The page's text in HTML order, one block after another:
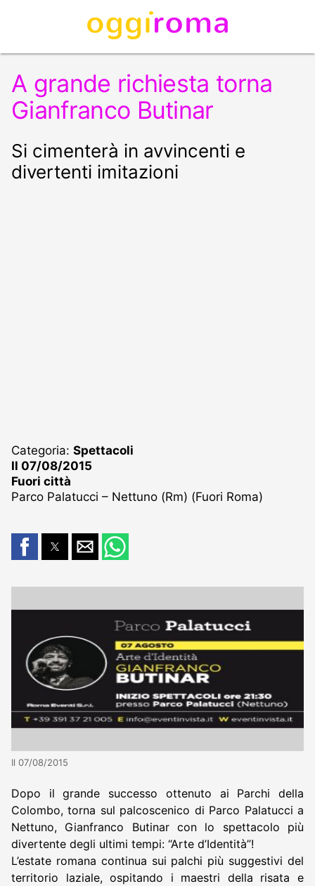
A grande richiesta torna
Gianfranco Butinar
Si cimenterà in avvincenti e
divertenti imitazioni
Categoria: Spettacoli
Il 07/08/2015
Fuori città
Parco Palatucci – Nettuno (Rm) (Fuori Roma)
Il 07/08/2015
Dopo il grande successo ottenuto ai Parchi della
Colombo, torna sul palcoscenico di Parco Palatucci a
Nettuno, Gianfranco Butinar con lo spettacolo più
divertente degli ultimi tempi: “Arte d’Identità”!
L’estate romana continua sui palchi più suggestivi del
territorio laziale, ospitando i maestri della risata e